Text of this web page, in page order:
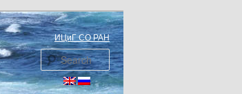
ИЦиГ СО РАН
Search